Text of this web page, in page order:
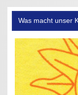
Was macht unser